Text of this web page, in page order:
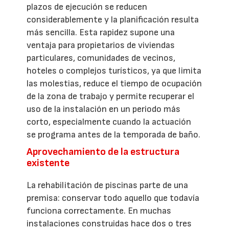
plazos de ejecución se reducen
considerablemente y la planificación resulta
más sencilla. Esta rapidez supone una
ventaja para propietarios de viviendas
particulares, comunidades de vecinos,
hoteles o complejos turísticos, ya que limita
las molestias, reduce el tiempo de ocupación
de la zona de trabajo y permite recuperar el
uso de la instalación en un periodo más
corto, especialmente cuando la actuación
se programa antes de la temporada de baño.
Aprovechamiento de la estructura
existente
La rehabilitación de piscinas parte de una
premisa: conservar todo aquello que todavía
funciona correctamente. En muchas
instalaciones construidas hace dos o tres